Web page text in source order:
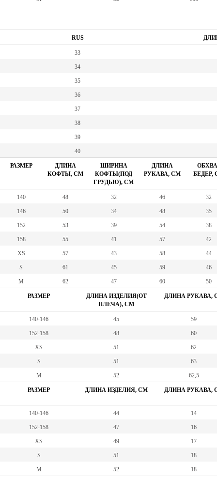
RUS
33
34
35
36
37
38
39
40
РАЗМЕР
ДЛИНА
КОФТЫ, СМ
ШИРИНА
КОФТЫ(ПОД
ГРУДЬЮ), СМ
ДЛИНА
РУКАВА, СМ
БЕДЕР,
140 48 32 46 32
146 50 34 48 35
152 53 39 54 38
158 55 41 57 42
XS 57 43 58 44
S 61 45 59 46
M 62 47 60 50
РАЗМЕР
ДЛИНА ИЗДЕЛИЯ(ОТ
ПЛЕЧА), СМ
ДЛИНА РУКАВА,
140-146 45 59
152-158 48 60
XS 51 62
S 51 63
M 52 62,5
РАЗМЕР ДЛИНА ИЗДЕЛИЯ, СМ ДЛИНА РУКАВА,
140-146 44 14
152-158 47 16
XS 49 17
S 51 18
M 52 18